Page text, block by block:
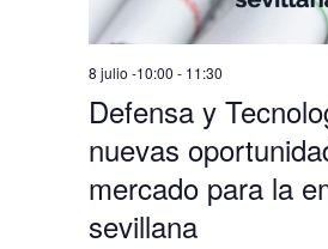
Defensa y
nuevas
mercado para la
sevillana
8 julio -10:00 - 11:30